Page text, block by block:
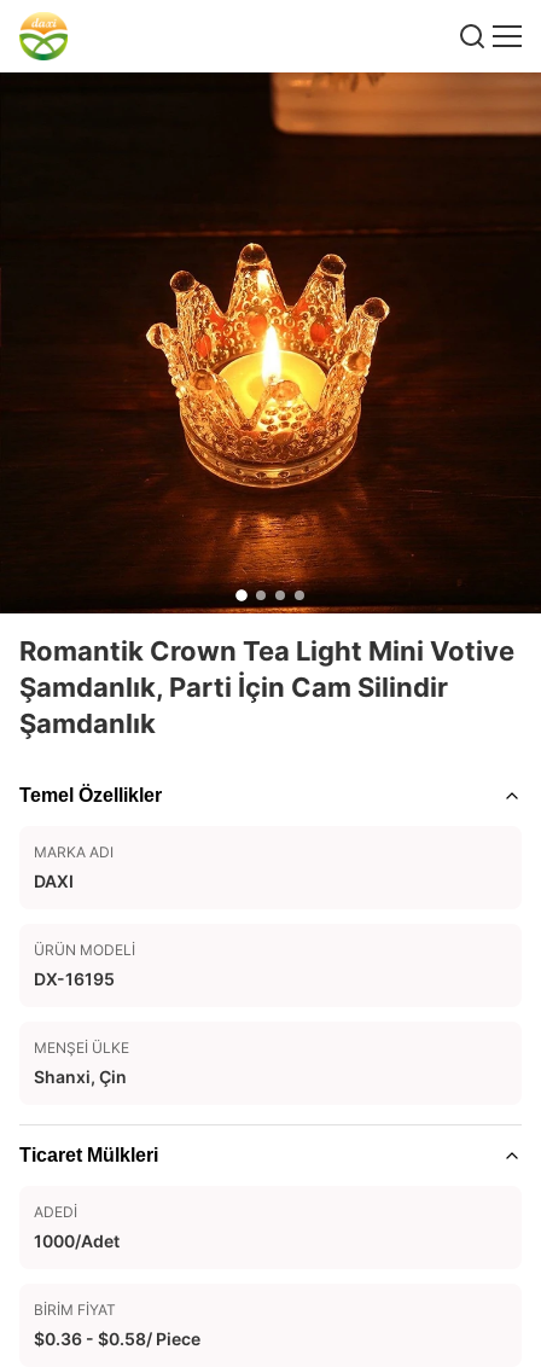
Romantik Crown Tea Light Mini Votive
Şamdanlık, Parti İçin Cam Silindir
Şamdanlık
Temel Özellikler
MARKA ADI
DAXI
ÜRÜN MODELI
DX-16195
MENŞEI ÜLKE
Shanxi, Çin
Ticaret Mülkleri
ADEDI
1000/Adet
BIRIM FIYAT
$0.36 - $0.58/ Piece